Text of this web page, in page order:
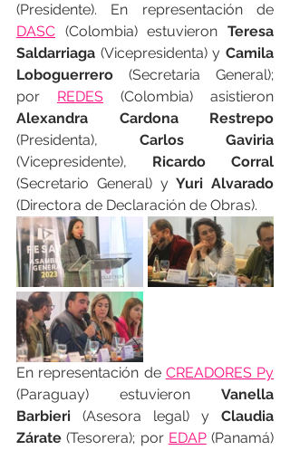
DASC (Colombia) estuvieron Teresa
Saldarriaga (Vicepresidenta) y Camila
Loboguerrero (Secretaria General);
por REDES
(Presidenta), Carlos Gaviria
(Vicepresidente), Ricardo Corral
(Secretario General) y
(Directora de Declaración de Obras).
En representación de CREADORES Py
(Paraguay) estuvieron Vanella
Barbieri (Asesora legal) y Claudia
Zárate (Tesorera); por EDAP (Panamá)